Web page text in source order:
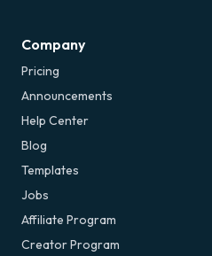
Company
Pricing
Announcements
Help Center
Blog
Templates
Jobs
Affiliate Program
Creator Program